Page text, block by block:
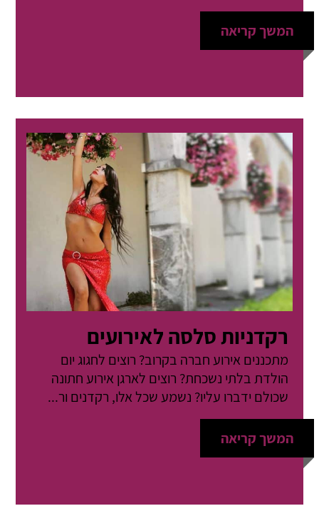
המשך קריאה
רקדניות סלסה לאירועים
מתכננים אירוע חברה בקרוב? רוצים לחגוג יום
הולדת בלתי נשכחת? רוצים לארגן אירוע חתונה
שכולם ידברו עליו? נשמע שכל אלו, רקדנים ור...
המשך קריאה